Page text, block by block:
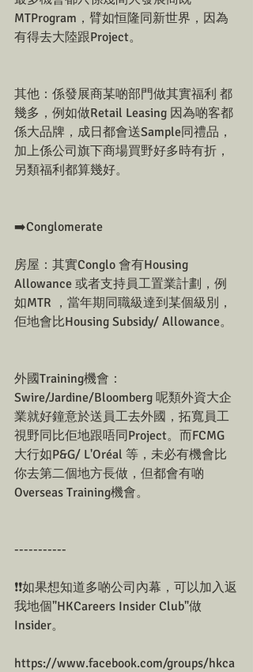
MTProgram，臂如恒隆同新世界，因為
有得去大陸跟Project。
其他：係發展商某啲部門做其實福利 都
幾多，例如做Retail Leasing 因為啲客都
係大品牌，成日都會送Sample同禮品，
加上係公司旗下商場買野好多時有折，
另類福利都算幾好。
➡️Conglomerate
房屋：其實Conglo 會有Housing
Allowance 或者支持員工置業計劃，例
如MTR ，當年期同職級達到某個級別，
佢地會比Housing Subsidy/ Allowance。
外國Training機會：
Swire/Jardine/Bloomberg 呢類外資大企
業就好鐘意於送員工去外國，拓寬員工
視野同比佢地跟唔同Project。而FCMG
大行如P&G/ L'Oréal 等，未必有機會比
你去第二個地方長做，但都會有啲
Overseas Training機會。
-----------
❗❗如果想知道多啲公司內幕，可以加入返
我地個"HKCareers Insider Club"做
Insider。
https://www.facebook.com/groups/hkca